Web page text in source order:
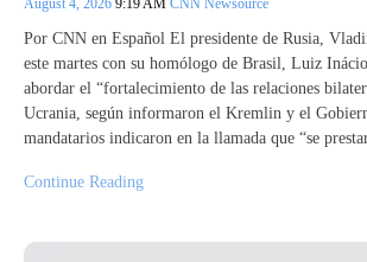
August 4, 2026 9:19 AM CNN Newsource
Por CNN en Español El presidente de Rusia,
este martes con su homólogo de Brasil, Luiz
abordar el “fortalecimiento de las relaciones
Ucrania, según informaron el Kremlin y el
mandatarios indicaron en la llamada que “se
Continue Reading